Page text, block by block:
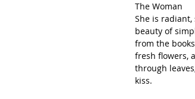
The Woman
She is
beauty of
from the
fresh flowers,
through
kiss.